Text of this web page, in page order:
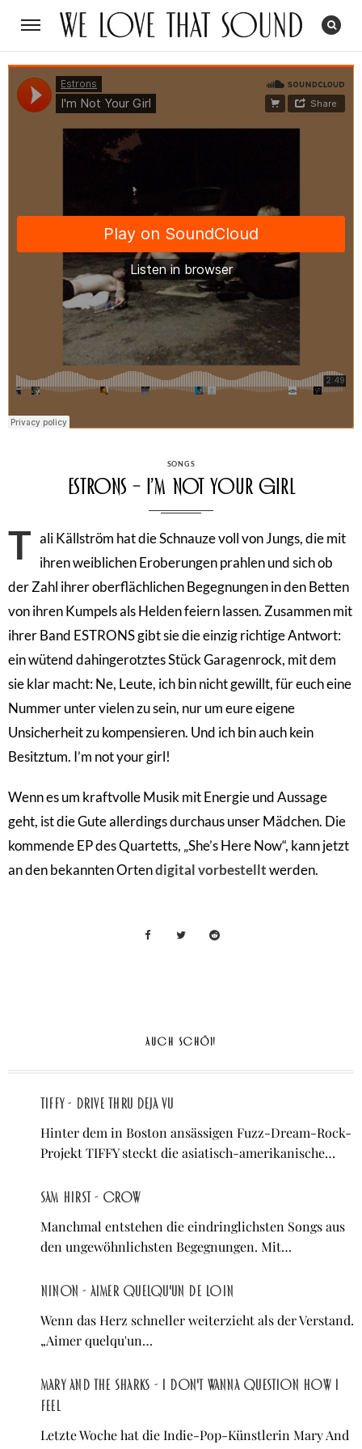
CATEGORIES
SONGS
Estrons – I’m Not Your Girl
T ali Källström hat die Schnauze voll von Jungs, die mit
ihren weiblichen Eroberungen prahlen und sich ob
der Zahl ihrer oberflächlichen Begegnungen in den Betten
von ihren Kumpels als Helden feiern lassen. Zusammen mit
ihrer Band ESTRONS gibt sie die einzig richtige Antwort:
ein wütend dahingerotztes Stück Garagenrock, mit dem
sie klar macht: Ne, Leute, ich bin nicht gewillt, für euch eine
Nummer unter vielen zu sein, nur um eure eigene
Unsicherheit zu kompensieren. Und ich bin auch kein
Besitztum. I’m not your girl!
Wenn es um kraftvolle Musik mit Energie und Aussage
geht, ist die Gute allerdings durchaus unser Mädchen. Die
kommende EP des Quartetts, „She’s Here Now“, kann jetzt
an den bekannten Ortendigital vorbestelltwerden.
AUCH SCHÖN
TIFFY - Drive Thru Deja Vu
Hinter dem in Boston ansässigen Fuzz-Dream-Rock-
Projekt TIFFY steckt die asiatisch-amerikanische…
sam hirst - Crow
Manchmal entstehen die eindringlichsten Songs aus
den ungewöhnlichsten Begegnungen. Mit…
NINON - Aimer quelqu'un de loin
Wenn das Herz schneller weiterzieht als der Verstand.
„Aimer quelqu'un…
Mary And The Sharks - I Don't Wanna Question How I
Feel
Letzte Woche hat die Indie-Pop-Künstlerin Mary And